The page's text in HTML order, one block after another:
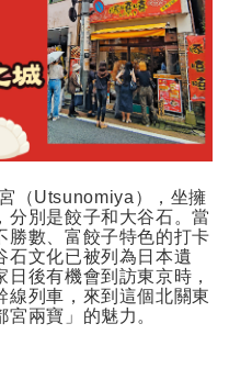
（Utsunomiya ），坐擁
分別是餃子和大谷石。當
勝數、富餃子特色的打卡
石文化已被列為日本遺
後有機會到訪東京時，
線列車，來到這個北關東
兩寶」的魅力。